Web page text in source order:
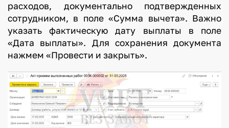
расходов, документально подтвержденных
сотрудником, в поле «Сумма вычета». Важно
указать фактическую дату выплаты в поле
«Дата выплаты». Для сохранения документа
нажмем «Провести и закрыть».